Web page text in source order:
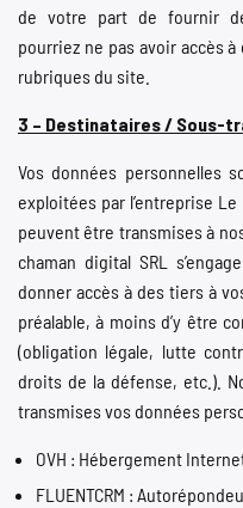
de votre part de fournir
pourriez ne pas avoir accès
rubriques du site.
3 – Destinataires / Sous-
Vos données personnelles
exploitées par l’entreprise
peuvent être transmises à
chaman digital SRL
donner accès à des tiers à
préalable, à moins d’y être
(obligation légale, lutte
droits de la défense, etc.).
transmises vos données
OVH : Hébergement
FLUENTCRM :